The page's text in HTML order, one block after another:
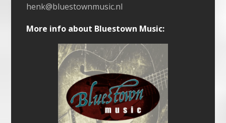
henk@bluestownmusic.nl
More info about Bluestown Music: